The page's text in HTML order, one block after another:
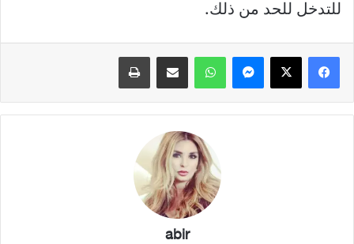
للتدخل للحد من ذلك.
فيسبوك X ماسنجر واتساب مشاركة عبر البريد طباعة
abir